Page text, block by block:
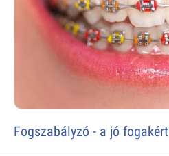
Fogszabályzó - a jó fogakért